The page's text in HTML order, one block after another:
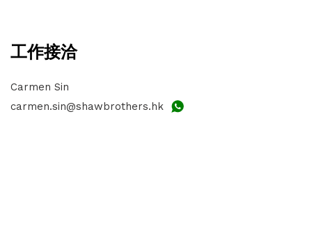
工作接洽
Carmen Sin
carmen.sin@shawbrothers.hk